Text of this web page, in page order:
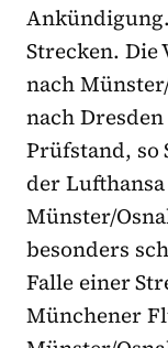
Strecken.
nach
nach
Prüfstand, so
der
Münster/
besonders
Falle einer
Münchener